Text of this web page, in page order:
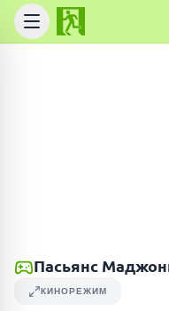
Пасьянс
КИНОРЕЖИМ